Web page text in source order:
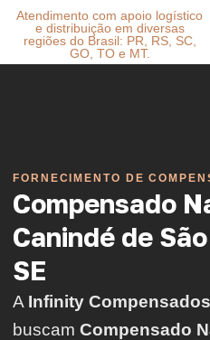
Atendimento com apoio logístico
e distribuição em diversas
regiões do Brasil: PR, RS, SC,
GO, TO e MT.
FORNECIMENTO DE
Compensado
Canindé de
SE
A Infinity Compensados
buscam Compensado